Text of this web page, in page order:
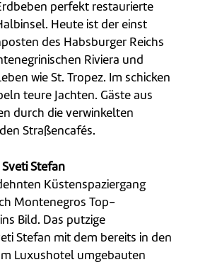
perfekt restaurierte
Heute ist der einst
des Habsburger Reichs
Riviera und
wie St. Tropez. Im schicken
teure Jachten. Gäste aus
durch die verwinkelten
Straßencafés.
Stefan
Küstenspaziergang
Montenegros Top-
Bild. Das putzige
Stefan mit dem bereits in den
Luxushotel umgebauten